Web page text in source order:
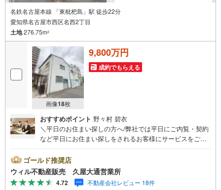
名鉄名古屋本線 「東枇杷島」駅 徒歩22分
愛知県名古屋市西区名西2丁目
土地276.75m2
画像18枚
9,800万円
成約でもらえる
おすすめポイント 野々村 碧衣
＼平日のお住まい探しの方へ/弊社では平日にご内覧・契約
など平日にお住まい探しをされるお客様にサービスをご用
時まで”毎日”営業しています。事前にご予約頂きましたら営
業時間外でのご内覧もご対応いたします。＼本物件の他に
も気になる物件がある方へ/不動産業者間で不動産情報が共
有されているので、名古屋市全域や、その他隣接エリアで
ゴールド推奨店
ウィル不動産販売 久屋大通営業所
4.72 不動産会社レビュー 18件